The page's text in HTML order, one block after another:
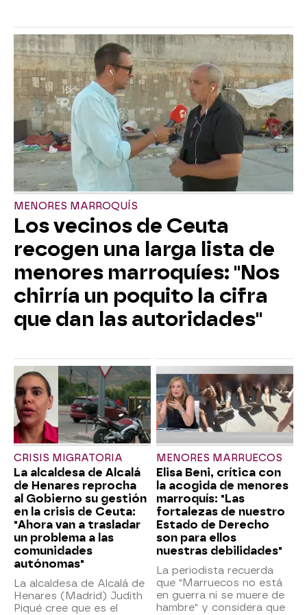
MENORES MARROQUÍS
Los vecinos de Ceuta
recogen una larga lista de
menores marroquíes: "Nos
chirría un poquito la cifra
que dan las autoridades"
CRISIS MIGRATORIA
La alcaldesa de Alcalá
de Henares reprocha
al Gobierno su gestión
en la crisis de Ceuta:
"Ahora van a trasladar
un problema a las
comunidades
autónomas"
La alcaldesa de Alcalá de
Henares (Madrid) Judith
Piqué cree que es el
MENORES MARRUECOS
Elisa Beni, crítica con
la acogida de menores
marroquís: "Las
fortalezas de nuestro
Estado de Derecho
son para ellos
nuestras debilidades"
La periodista recuerda
que "Marruecos no está
en guerra ni se muere de
hambre" y considera que